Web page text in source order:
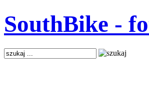
SouthBike -